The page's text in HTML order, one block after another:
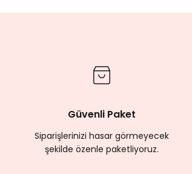
Güvenli Paket
Siparişlerinizi hasar görmeyecek
şekilde özenle paketliyoruz.